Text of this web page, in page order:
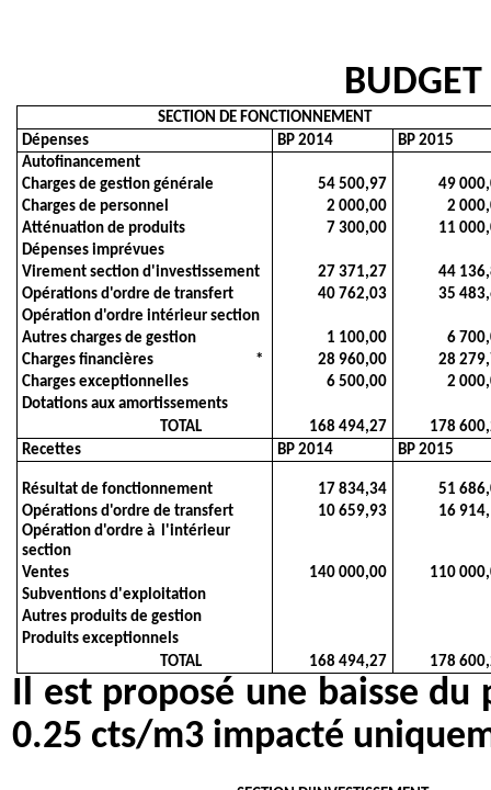
SECTION DE FONCTIONNEMENT
Dépenses
BP 2014
BP 2015
Autofinancement
Charges de gestion générale
54 500,97
49
Charges de personnel
2 000,00
2
Atténuation de produits
7 300,00
11
Dépenses imprévues
Virement section d'investissement
27 371,27
44
Opérations d'ordre de transfert
40 762,03
35
Opération d'ordre intérieur section
Autres charges de gestion
1 100,00
6
Charges financières
* 28 960,00
28
Charges exceptionnelles
6 500,00
2
Dotations aux amortissements
TOTAL
168 494,27
178
Recettes
BP 2014 BP 2015
Résultat de fonctionnement 17 834,34
51
Opérations d'ordre de transfert
10 659,93
16
Opération d'ordre à l'intérieur
section
Ventes
140 000,00
110
Subventions d'exploitation
Autres produits de gestion
Produits exceptionnels
TOTAL
168 494,27 178
Il est proposé une baisse
0.25 cts/m3 impacté